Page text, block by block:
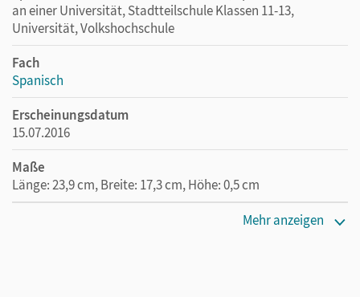
an einer Universität, Stadtteilschule Klassen 11-13,
Universität, Volkshochschule
Fach
Spanisch
Erscheinungsdatum
15.07.2016
Maße
Länge: 23,9 cm, Breite: 17,3 cm, Höhe: 0,5 cm
Mehr anzeigen